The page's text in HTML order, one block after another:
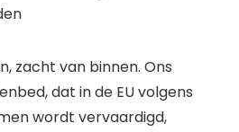
zacht van binnen. Ons
dat in de EU volgens
wordt vervaardigd,